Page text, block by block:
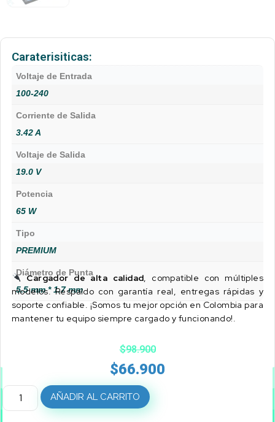
Caraterisiticas:
Voltaje de Entrada
100-240
Corriente de Salida
3.42 A
Voltaje de Salida
19.0 V
Potencia
65 W
Tipo
PREMIUM
Diámetro de Punta
5.5 mm * 1.7 mm
Cargador de alta calidad, compatible con múltiples
modelos. Respaldo con garantía real, entregas rápidas y
soporte confiable. ¡Somos tu mejor opción en Colombia para
mantener tu equipo siempre cargado y funcionando!.
$98.900
$66.900
AÑADIR AL CARRITO